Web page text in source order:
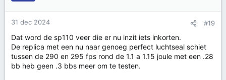
31 dec 2024 #19
Dat word de sp110 veer die er nu inzit iets inkorten.
De replica met een nu naar genoeg perfect luchtseal schiet
tussen de 290 en 295 fps rond de 1.1 a 1.15 joule met een .28
bb heb geen .3 bbs meer om te testen.